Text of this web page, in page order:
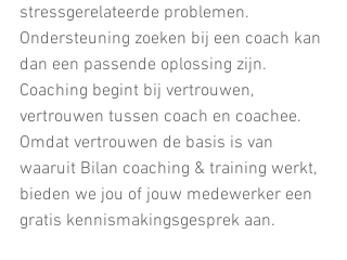
stressgerelateerde problemen.
Ondersteuning zoeken bij een coach kan
dan een passende oplossing zijn.
Coaching begint bij vertrouwen,
vertrouwen tussen coach en coachee.
Omdat vertrouwen de basis is van
waaruit Bilan coaching & training werkt,
bieden we jou of jouw medewerker een
gratis kennismakingsgesprek aan.